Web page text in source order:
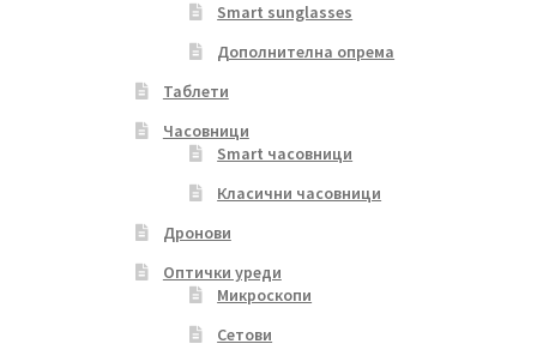
Smart sunglasses
Дополнителна опрема
Таблети
Часовници
Smart часовници
Класични часовници
Дронови
Оптички уреди
Микроскопи
Сетови